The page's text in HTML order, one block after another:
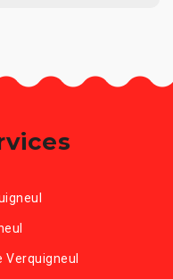
Verquigneul